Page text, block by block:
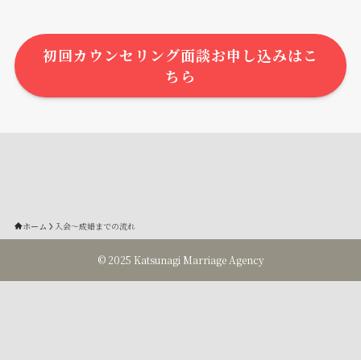
初回カウンセリング面談お申し込みはこ
ちら
ホーム 入会〜成婚までの流れ
©2025 Katsunagi Marriage Agency